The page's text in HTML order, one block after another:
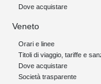
Dove acquistare
Veneto
Orari e linee
Titoli di viaggio, tariffe e
Dove acquistare
Società trasparente